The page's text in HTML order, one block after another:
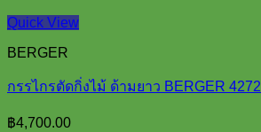
Quick View
BERGER
กรรไกรตัดกิ่งไม้ ด้ามยาว BERGER 4272
฿4,700.00